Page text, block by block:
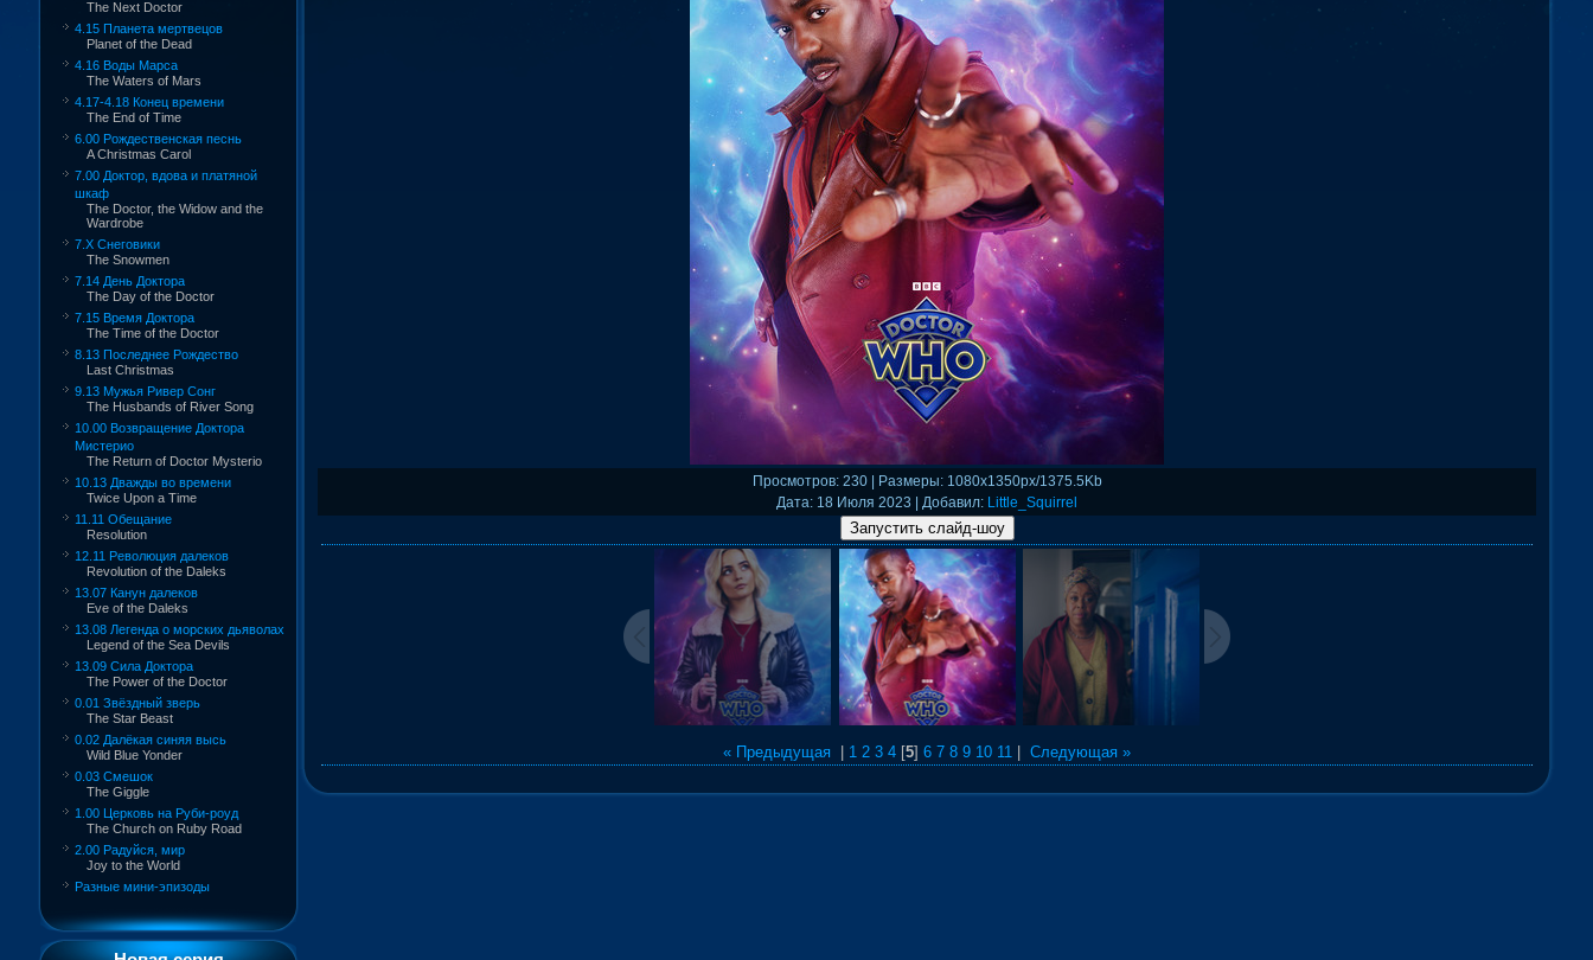
The Next Doctor
4.15 Планета мертвецов
Planet of the Dead
4.16 Воды Марса
The Waters of Mars
4.17-4.18 Конец времени
The End of Time
6.00 Рождественская песнь
A Christmas Carol
7.00 Доктор, вдова и платяной
шкаф
The Doctor, the Widow and the
Wardrobe
7.X Снеговики
The Snowmen
7.14 День Доктора
The Day of the Doctor
7.15 Время Доктора
The Time of the Doctor
8.13 Последнее Рождество
Last Christmas
9.13 Мужья Ривер Сонг
The Husbands of River Song
10.00 Возвращение Доктора
Мистерио
The Return of Doctor Mysterio
10.13 Дважды во времени
Twice Upon a Time
11.11 Обещание
Resolution
12.11 Революция далеков
Revolution of the Daleks
13.07 Канун далеков
Eve of the Daleks
13.08 Легенда о морских дьяволах
Legend of the Sea Devils
13.09 Сила Доктора
The Power of the Doctor
0.01 Звёздный зверь
The Star Beast
0.02 Далёкая синяя высь
Wild Blue Yonder
0.03 Смешок
The Giggle
1.00 Церковь на Руби-роуд
The Church on Ruby Road
2.00 Радуйся, мир
Joy to the World
Разные мини-эпизоды
Просмотров: 230 | Размеры: 1080x1350px/1375.5Kb
Дата: 18 Июля 2023 | Добавил: Little_Squirrel
« Предыдущая 1 2 3 4 [5] 6 7 8 9 10 11 Следующая »